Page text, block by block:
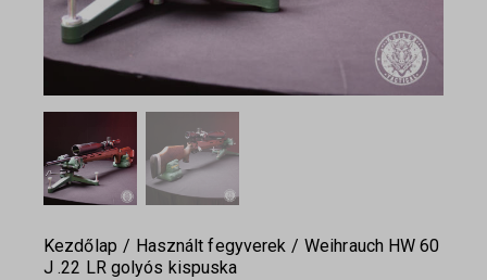
Kezdőlap Használt fegyverek
Weihrauch HW 60
J .22 LR golyós kispuska